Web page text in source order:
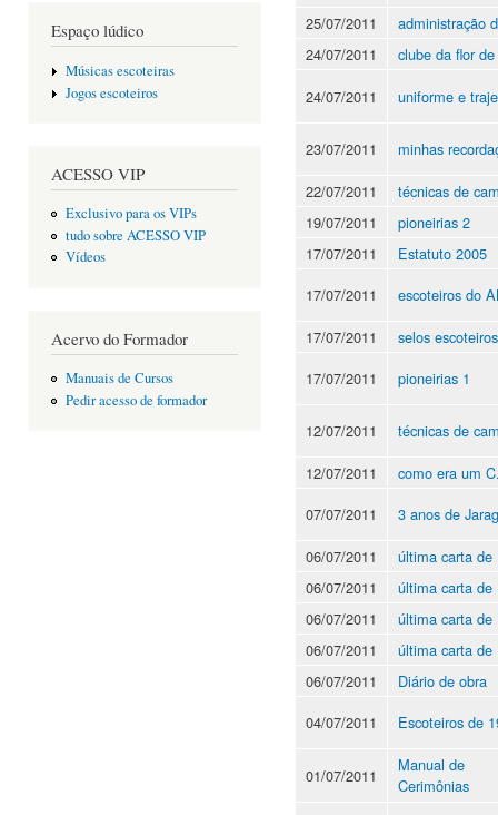
Espaço lúdico
Músicas escoteiras
Jogos escoteiros
ACESSO VIP
Exclusivo para os VIPs
tudo sobre ACESSO VIP
Vídeos
Acervo do Formador
Manuais de Cursos
Pedir acesso de formador
25/07/2011
administração
24/07/2011
clube da flor
24/07/2011
uniforme e traje
23/07/2011
minhas
22/07/2011
técnicas de
19/07/2011
pioneirias 2
17/07/2011
Estatuto 2005
17/07/2011
escoteiros do
17/07/2011
selos escoteiros
17/07/2011
pioneirias 1
12/07/2011
técnicas de
12/07/2011
como era um
07/07/2011
3 anos de
06/07/2011
última carta de
06/07/2011
última carta de
06/07/2011
última carta de
06/07/2011
última carta de
06/07/2011
Diário de obra
04/07/2011
Escoteiros de
01/07/2011
Manual de
Cerimônias